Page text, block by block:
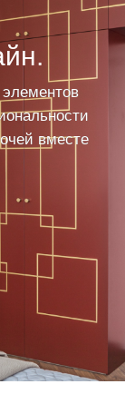
вместе
камень
мебели
бизнесу.